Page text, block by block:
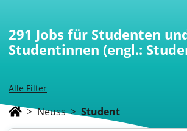
Alle Filter
291 Jobs für Studenten
Studentinnen (engl.:
> Neuss > Student